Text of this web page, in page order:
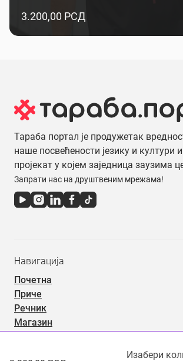
Изабери
3.200,00 РСД
Тараба портал је продужетак
наше посвећености језику и
пројекат у којем заједница заузима
Запрати нас на друштвеним мрежама!
Навигација
Почетна
Приче
Речник
Магазин